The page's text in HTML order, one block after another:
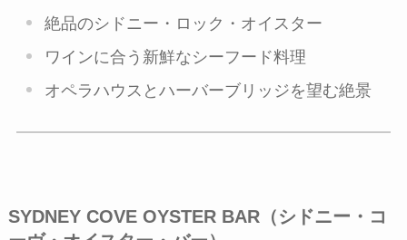
絶品のシドニー・ロック・オイスター
ワインに合う新鮮なシーフード料理
オペラハウスとハーバーブリッジを望む絶景
SYDNEY COVE OYSTER BAR（シドニー・コ